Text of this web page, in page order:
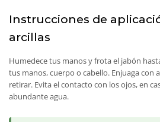
Instrucciones de
arcillas
Humedece tus manos y frota el jabón
tus manos, cuerpo o cabello. Enjuaga con
retirar. Evita el contacto con los ojos, en
abundante agua.